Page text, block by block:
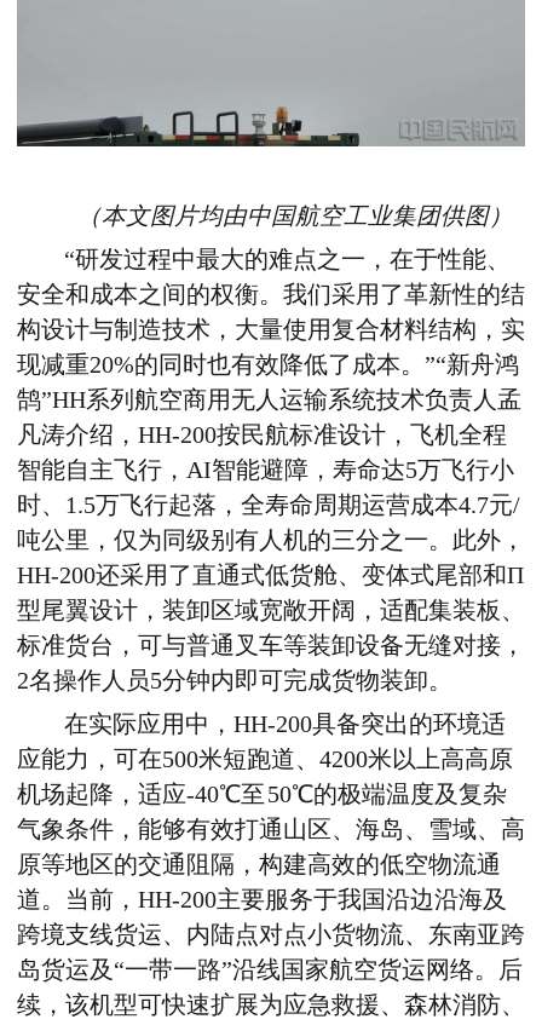
（本文图片均由中国航空工业集团供图）
“研发过程中最大的难点之一，在于性能、
安全和成本之间的权衡。我们采用了革新性的结
构设计与制造技术，大量使用复合材料结构，实
现减重20%的同时也有效降低了成本。”“新舟鸿
鹄”HH系列航空商用无人运输系统技术负责人孟
凡涛介绍 ， HH-200按民航标准设计，飞机全程
智能自主飞行， AI智能避障，寿命达5万飞行小
时、 1.5万飞行起落，全寿命周期运营成本4.7元/
吨公里，仅为同级别有人机的三分之一。此外，
HH-200还采用了直通式低货舱、变体式尾部和Π
型尾翼设计，装卸区域宽敞开阔，适配集装板、
标准货台，可与普通叉车等装卸设备无缝对接，
2名操作人员5分钟内即可完成货物装卸。
在实际应用中，HH-200具备突出的环境适
应能力，可在500米短跑道、 4200米以上高高原
机场起降，适应-40℃至50℃的极端温度及复杂
气象条件，能够有效打通山区、海岛、雪域、高
原等地区的交通阻隔，构建高效的低空物流通
道。当前， HH-200主要服务于我国沿边沿海及
跨境支线货运、内陆点对点小货物流、东南亚跨
岛货运及“一带一路”沿线国家航空货运网络。后
续，该机型可快速扩展为应急救援、森林消防、